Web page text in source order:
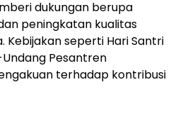
dukungan berupa
peningkatan kualitas
Kebijakan seperti Hari Santri
Pesantren
terhadap kontribusi